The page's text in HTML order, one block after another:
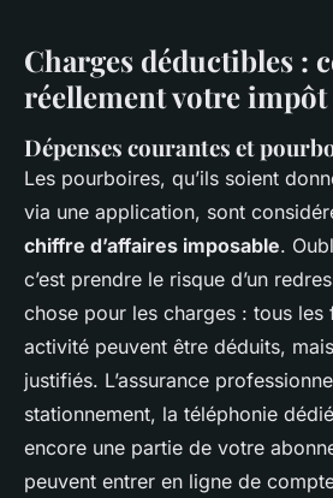
Charges déductibles :
réellement votre impôt
Dépenses courantes et
Les pourboires, qu’ils soient
via une application, sont
chiffre d’affaires imposable.
c’est prendre le risque d’un
chose pour les charges : tous les
activité peuvent être déduits,
justifiés. L’assurance
stationnement, la téléphonie
encore une partie de votre
peuvent entrer en ligne de